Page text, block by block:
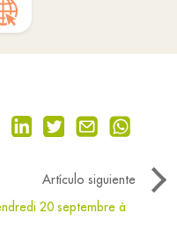
Artículo siguiente
20 septembre à